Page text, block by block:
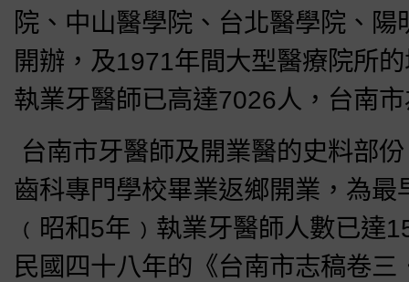
院、中山醫學院、台北醫學院、
開辦，及1971年間大型醫療院所
執業牙醫師已高達7026人，台南
台南市牙醫師及開業醫的史料部
齒科專門學校畢業返鄉開業，為
﹙昭和5年﹚執業牙醫師人數已達
民國四十八年的《台南市志稿卷